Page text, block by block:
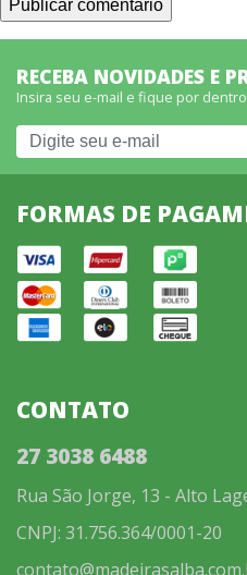
RECEBA NOVIDADES E
Insira seu e-mail e fique por
FORMAS DE
CONTATO
27 3038 6488
Rua São Jorge, 13 - Alto
CNPJ: 31.756.364/0001-20